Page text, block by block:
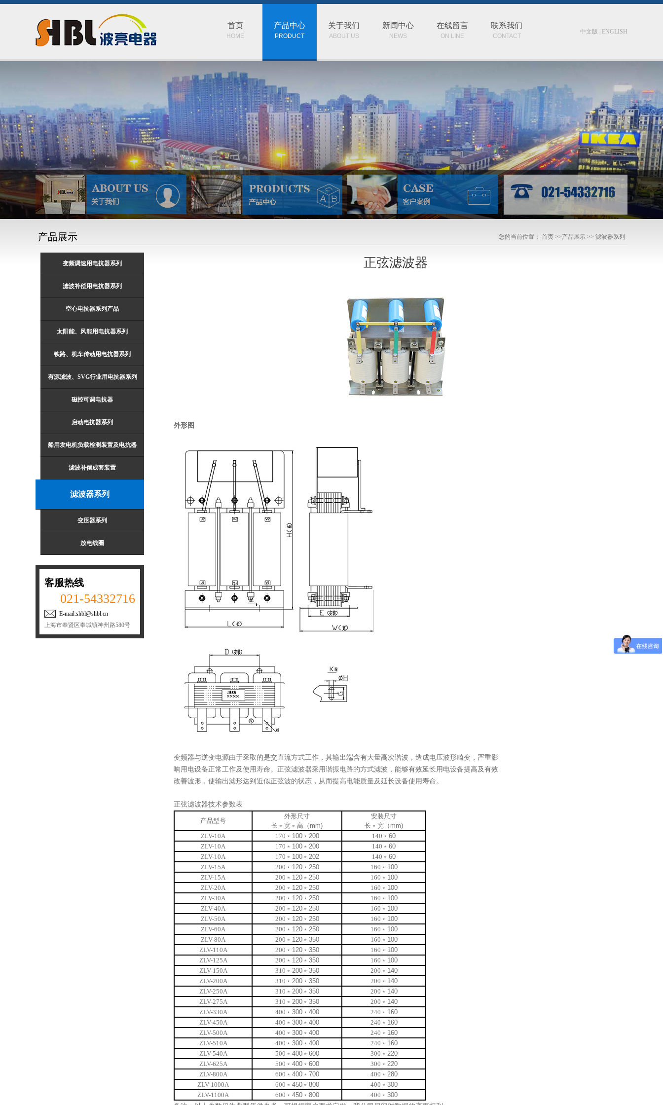
首页
HOME
产品中心
PRODUCT
关于我们
ABOUT US
新闻中心
NEWS
在线留言
ON LINE
联系我们
CONTACT
中文版 ENGLISH
产品展示 您的当前位置： 首页 >>产品展示 >> 滤波器系列
变频调速用电抗器系列
滤波补偿用电抗器系列
空心电抗器系列产品
太阳能、风能用电抗器系列
铁路、机车传动用电抗器系列
有源滤波、SVG行业用电抗器系列
磁控可调电抗器
启动电抗器系列
船用发电机负载检测装置及电抗器
滤波补偿成套装置
滤波器系列
变压器系列
放电线圈
客服热线
021-54332716
E-mail:shbl@shbl.cn
上海市奉贤区奉城镇神州路580号
正弦滤波器
外形图
变频器与逆变电源由于采取的是交直流方式工作，其输出端含有大量高次谐波，造成电压波形畸变，严重影
响用电设备正常工作及使用寿命。正弦滤波器采用谐振电路的方式滤波，能够有效延长用电设备提高及有效
改善波形，使输出滤形达到近似正弦波的状态，从而提高电能质量及延长设备使用寿命。
正弦滤波器技术参数表
产品型号
外形尺寸
长﹡宽﹡高（ mm)
安装尺寸
长﹡宽（ mm)
ZLV-10A
170 ﹡ 100﹡ 200 140 ﹡ 60
ZLV-10A
170 ﹡ 100﹡ 200 140 ﹡ 60
ZLV-10A
170 ﹡ 100﹡ 202 140 ﹡ 60
ZLV-15A
200 ﹡ 120﹡ 250 160 ﹡ 100
ZLV-15A
200 ﹡ 120﹡ 250 160 ﹡ 100
ZLV-20A
200 ﹡ 120﹡ 250 160 ﹡ 100
ZLV-30A
200 ﹡ 120﹡ 250 160 ﹡ 100
ZLV-40A
200 ﹡ 120﹡ 250 160 ﹡ 100
ZLV-50A
200 ﹡ 120﹡ 250 160 ﹡ 100
ZLV-60A
200 ﹡ 120﹡ 250 160 ﹡ 100
ZLV-80A
200 ﹡ 120﹡ 350 160 ﹡ 100
ZLV-110A
200 ﹡ 120﹡ 350 160 ﹡ 100
ZLV-125A
200 ﹡ 120﹡ 350 160 ﹡ 100
ZLV-150A
310 ﹡ 200﹡ 350 200 ﹡ 140
ZLV-200A
310 ﹡ 200﹡ 350 200 ﹡ 140
ZLV-250A
310 ﹡ 200﹡ 350 200 ﹡ 140
ZLV-275A
310 ﹡ 200﹡ 350 200 ﹡ 140
ZLV-330A
400 ﹡ 300﹡ 400 240 ﹡ 160
ZLV-450A
400 ﹡ 300﹡ 400 240 ﹡ 160
ZLV-500A
400 ﹡ 300﹡ 400 240 ﹡ 160
ZLV-510A
400 ﹡ 300﹡ 400 240 ﹡ 160
ZLV-540A
500 ﹡ 400﹡ 600 300 ﹡ 220
ZLV-625A
500 ﹡ 400﹡ 600 300 ﹡ 220
ZLV-800A
600 ﹡ 400﹡ 700 400 ﹡ 280
ZLV-1000A
600 ﹡ 450﹡ 800 400 ﹡ 300
ZLV-1100A
600 ﹡ 450﹡ 800 400 ﹡ 300